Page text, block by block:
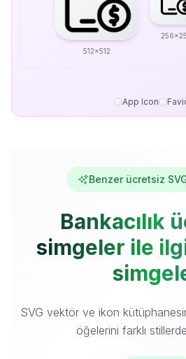
512x512
App Icon
Benzer ücretsiz
Bankacılık
simgeler ile
SVG vektör ve ikon
öğelerini farklı